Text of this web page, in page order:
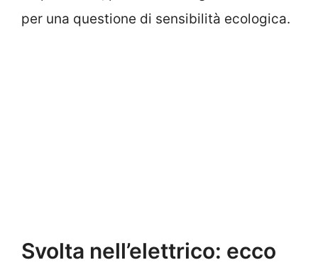
per una questione di sensibilità ecologica.
Svolta nell’elettrico: ecco